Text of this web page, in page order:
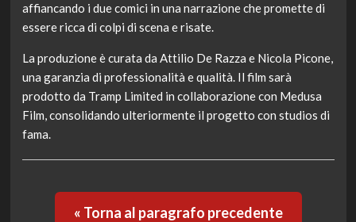
affiancando i due comici in una narrazione che promette di
essere ricca di colpi di scena e risate.
La produzione è curata da Attilio De Razza e Nicola Picone,
una garanzia di professionalità e qualità. Il film sarà
prodotto da Tramp Limited in collaborazione con Medusa
Film, consolidando ulteriormente il progetto con studios di
fama.
« Torna al paragrafo precedente